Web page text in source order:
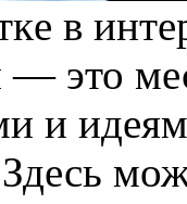
в
— это
и